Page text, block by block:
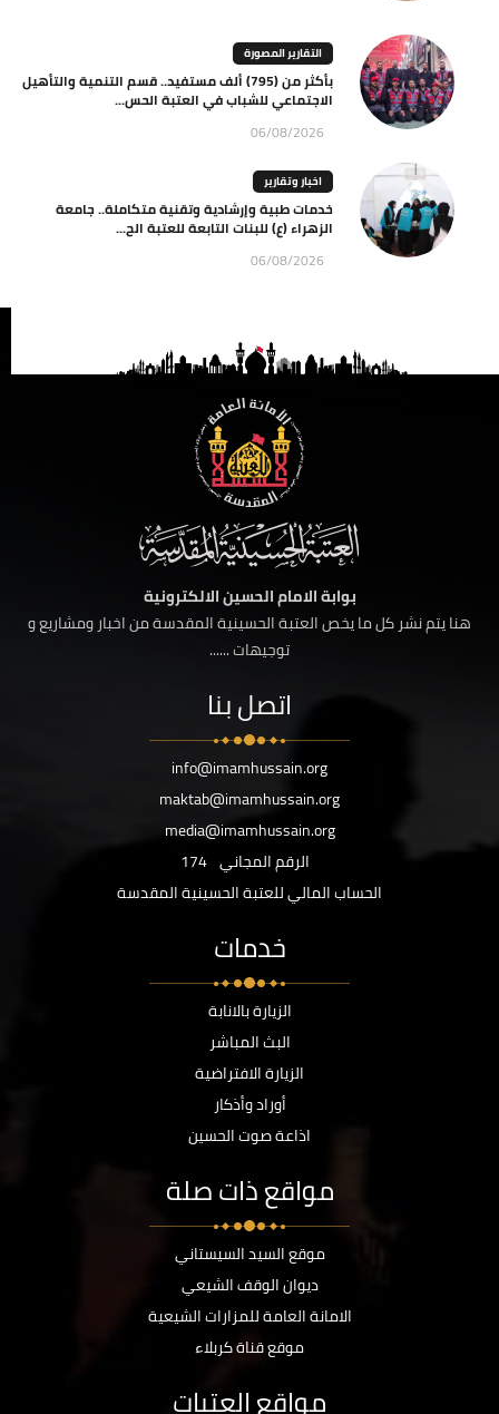
التقارير المصورة
بأكثر من (795) ألف مستفيد.. قسم التنمية والتأهيل
الاجتماعي للشباب في العتبة الحس...
06/08/2026
اخبار وتقارير
خدمات طبية وإرشادية وتقنية متكاملة.. جامعة
الزهراء (ع) للبنات التابعة للعتبة الح...
06/08/2026
بوابة الامام الحسين الالكترونية
هنا يتم نشر كل ما يخص العتبة الحسينية المقدسة من اخبار ومشاريع و
توجيهات ......
اتصل بنا
info@imamhussain.org
maktab@imamhussain.org
media@imamhussain.org
الرقم المجاني 174
الحساب المالي للعتبة الحسينية المقدسة
خدمات
الزيارة بالانابة
البث المباشر
الزيارة الافتراضية
أوراد وأذكار
اذاعة صوت الحسين
مواقع ذات صلة
موقع السيد السيستاني
ديوان الوقف الشيعي
الامانة العامة للمزارات الشيعية
موقع قناة كربلاء
مواقع العتبات